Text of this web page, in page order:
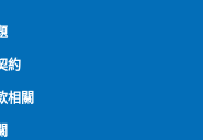
約
相關